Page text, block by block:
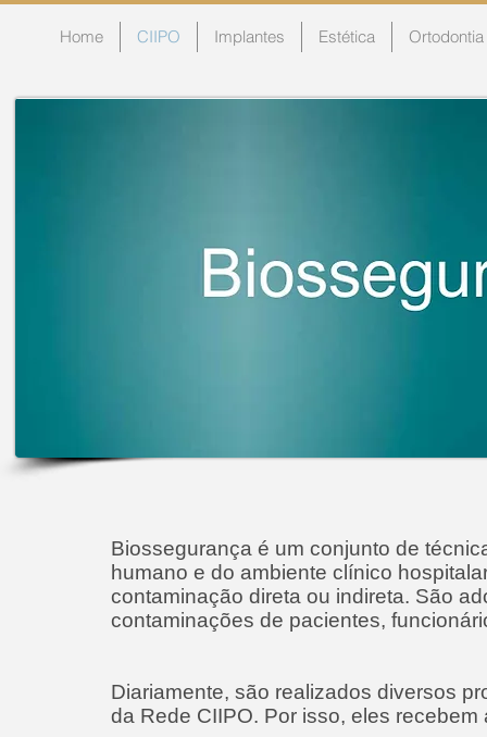
Home CIIPO Implantes Estética Ortodontia
Biossegurança é um conjunto de
humano e do ambiente clínico
contaminação direta ou indireta. São
contaminações de pacientes,
Diariamente, são realizados diversos
da Rede CIIPO. Por isso, eles